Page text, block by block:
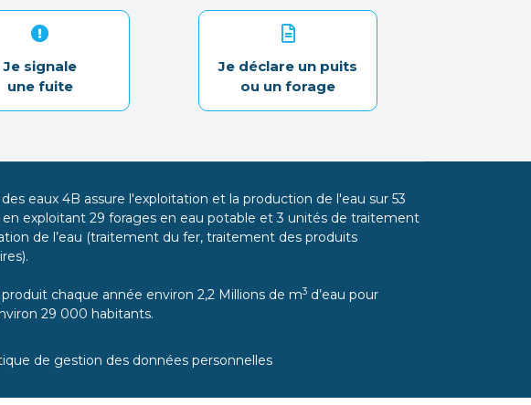
Je signale
une fuite
Je déclare un puits
ou un forage
eaux 4B assure l'exploitation et la production de l'eau sur 53
exploitant 29 forages en eau potable et 3 unités de traitement
de l’eau (traitement du fer, traitement des produits
chaque année environ 2,2 Millions de m3 d’eau pour
29 000 habitants.
de gestion des données personnelles